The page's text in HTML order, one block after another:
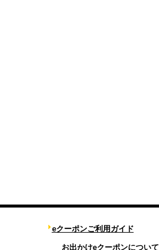
eクーポンご利用ガイド
お出かけeクーポンについて